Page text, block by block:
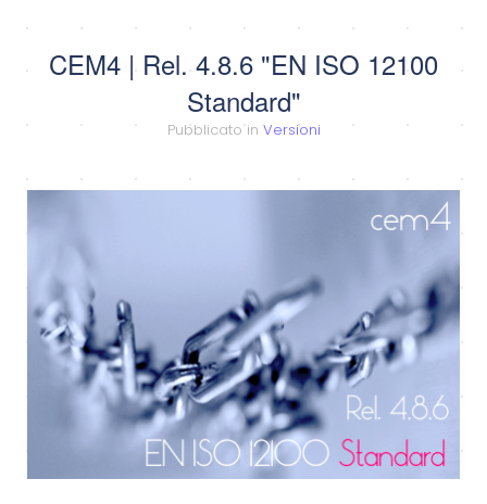
CEM4 | Rel. 4.8.6 "EN ISO 12100
Standard"
Pubblicato in Versioni